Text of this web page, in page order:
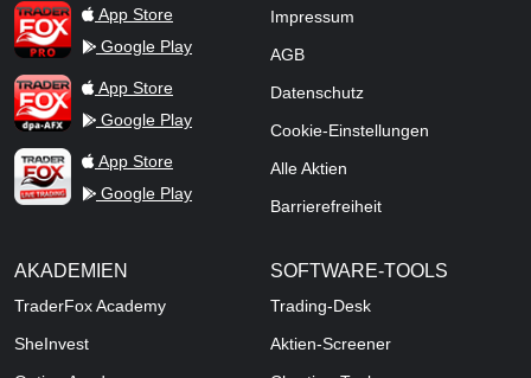
TraderFox ProApp Store
Google Play
TraderFox dpa-AFX ProFeed
App Store
Google Play
TraderFox Live Trading
App Store
Google Play
Impressum
AGB
Datenschutz
Cookie-Einstellungen
Alle Aktien
Barrierefreiheit
AKADEMIEN
TraderFox Academy
SheInvest
SOFTWARE-TOOLS
Trading-Desk
Aktien-Screener